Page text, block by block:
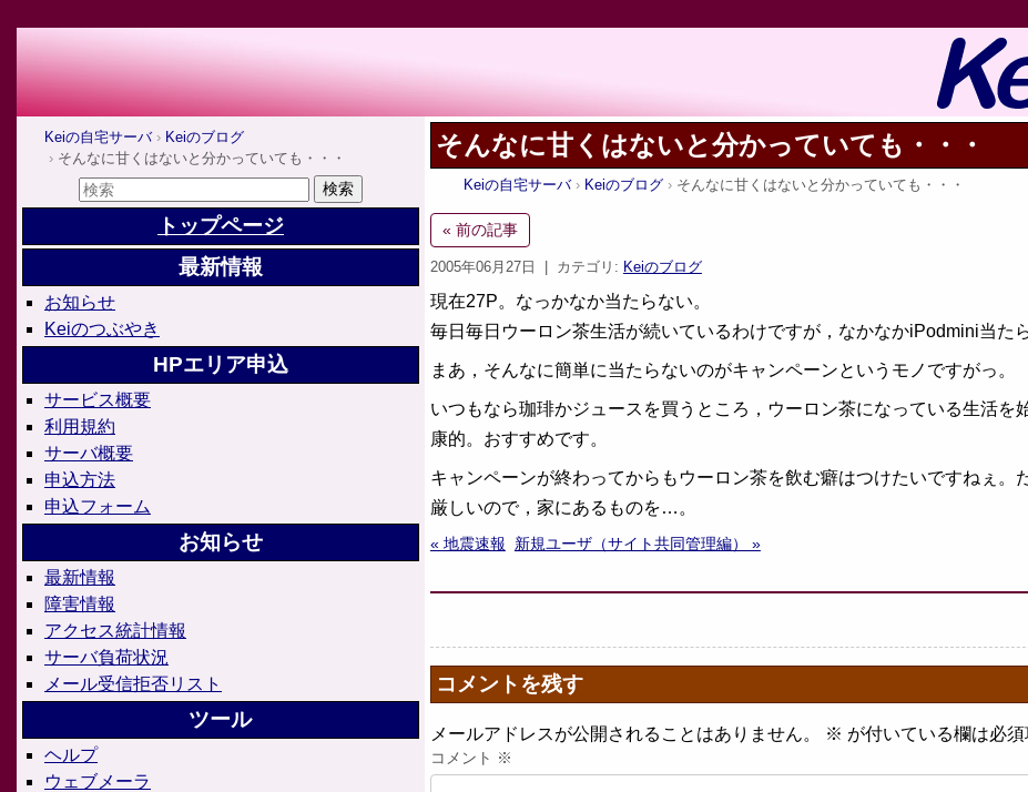
Keiの自宅サーバ
Keiのブログ
そんなに甘くはないと分かっていても・・・
トップページ
最新情報
お知らせ
Keiのつぶやき
HPエリア申込
サービス概要
利用規約
サーバ概要
申込方法
申込フォーム
お知らせ
最新情報
障害情報
アクセス統計情報
サーバ負荷状況
メール受信拒否リスト
ツール
ヘルプ
ウェブメーラ
そんなに甘くはないと分かっていても・・・
Keiの自宅サーバ Keiのブログ そんなに甘くはないと分かっていても・・・
« 前の記事
2005年06月27日 | カテゴリ: Keiのブログ
現在27P。なっかなか当たらない。
毎日毎日ウーロン茶生活が続いているわけですが，なかなかiPodmini当た
まあ，そんなに簡単に当たらないのがキャンペーンというモノですがっ。
いつもなら珈琲かジュースを買うところ，ウーロン茶になっている生活
康的。おすすめです。
キャンペーンが終わってからもウーロン茶を飲む癖はつけたいですねぇ
厳しいので，家にあるものを…。
« 地震速報 新規ユーザ（サイト共同管理編） »
コメントを残す
メールアドレスが公開されることはありません。 ※ が付いている欄は必
コメント ※